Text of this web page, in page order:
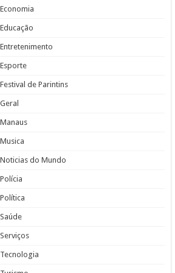
Economia
Educação
Entretenimento
Esporte
Festival de Parintins
Geral
Manaus
Musica
Noticias do Mundo
Polícia
Política
Saúde
Serviços
Tecnologia